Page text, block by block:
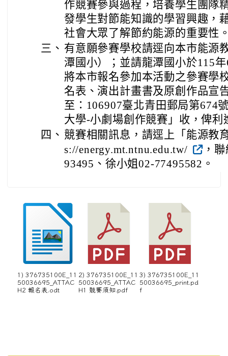
作競賽參與過程，培養學生團隊
發學生對節能知識的學習興趣，
社會大眾了解節約能源的重要性
三、 有意願參賽學校請逕向本市能源
潭國小）；並請龍潭國小於115
將本市報名參加本活動之參賽學
名表、演出計畫書及原創作品宣
至：106907臺北青田郵局第674
大學-小劇場創作競賽」收，俾利
四、 競賽相關訊息，請逕上「能源教
s://energy.mt.ntnu.edu.tw/
，
93495、徐小姐02-77495582。
1) 376735100E_11
50036695_ATTAC
H2 報名表.odt
2) 376735100E_11
50036695_ATTAC
H1 競賽須知.pdf
3) 376735100E_11
50036695_print.pd
f